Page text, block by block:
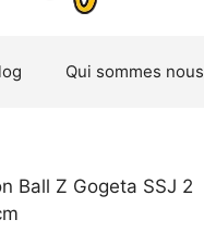
Qui sommes nous
Ball Z Gogeta SSJ 2